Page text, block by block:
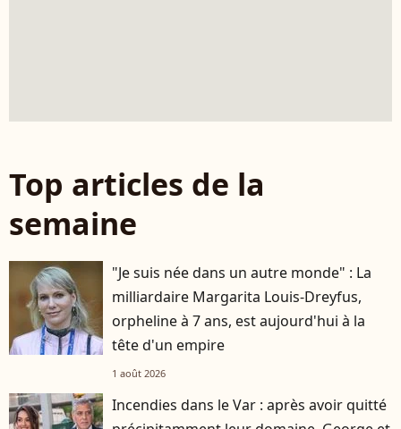
Top articles de la
semaine
"Je suis née dans un autre monde" : La
milliardaire Margarita Louis-Dreyfus,
orpheline à 7 ans, est aujourd'hui à la
tête d'un empire
1 août 2026
Incendies dans le Var : après avoir quitté